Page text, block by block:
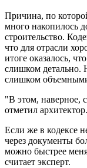
Причина, по
много накопилось
строительство.
что для отрасли
итоге оказалось,
слишком детально.
слишком
"В этом, наверное,
отметил архитектор.
Если же в кодексе
через документы
можно быстрее
считает эксперт.